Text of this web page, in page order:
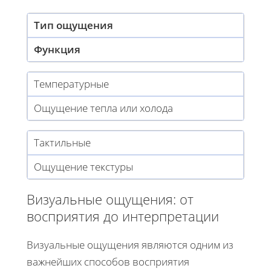
Тип ощущения
Функция
Температурные
Ощущение тепла или холода
Тактильные
Ощущение текстуры
Визуальные ощущения: от
восприятия до интерпретации
Визуальные ощущения являются одним из
важнейших способов восприятия